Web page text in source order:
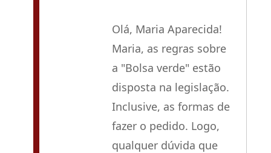
Olá, Maria Aparecida!
Maria, as regras sobre
a "Bolsa verde" estão
disposta na legislação.
Inclusive, as formas de
fazer o pedido. Logo,
qualquer dúvida que